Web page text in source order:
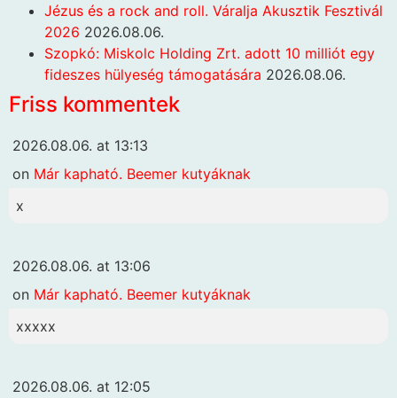
Jézus és a rock and roll. Váralja Akusztik Fesztivál
2026 2026.08.06.
Szopkó: Miskolc Holding Zrt. adott 10 milliót egy
fideszes hülyeség támogatására 2026.08.06.
Friss kommentek
2026.08.06. at 13:13
on Már kapható. Beemer kutyáknak
x
2026.08.06. at 13:06
on Már kapható. Beemer kutyáknak
xxxxx
2026.08.06. at 12:05